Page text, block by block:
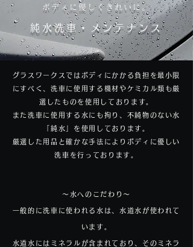
ボディに優しくきれいに。
純水洗車・メンテナンス
グラスワークスではボディにかかる負担を最小限
にすべく、洗車に使用する機材やケミカル類も厳
選したものを使用しております。
また洗車に使用する水にも拘り、不純物のない水
「純水」を使用しております。
厳選した用品と確かな手法によりボディに優しい
洗車を行っております。
～水へのこだわり～
一般的に洗車に使われる水は、水道水が使われて
います。
水道水にはミネラルが含まれており、そのミネラ